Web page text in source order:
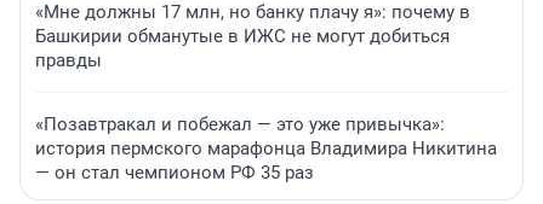
«Мне должны 17 млн, но банку плачу я»: почему в
Башкирии обманутые в ИЖС не могут добиться
правды
«Позавтракал и побежал — это уже привычка»:
история пермского марафонца Владимира Никитина
— он стал чемпионом РФ 35 раз